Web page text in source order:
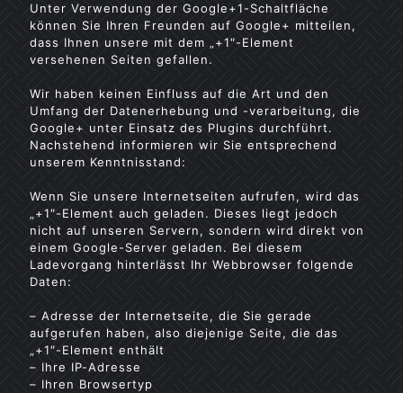
Unter Verwendung der Google+1-Schaltfläche
können Sie Ihren Freunden auf Google+ mitteilen,
dass Ihnen unsere mit dem „+1″-Element
versehenen Seiten gefallen.
Wir haben keinen Einfluss auf die Art und den
Umfang der Datenerhebung und -verarbeitung, die
Google+ unter Einsatz des Plugins durchführt.
Nachstehend informieren wir Sie entsprechend
unserem Kenntnisstand:
Wenn Sie unsere Internetseiten aufrufen, wird das
„+1″-Element auch geladen. Dieses liegt jedoch
nicht auf unseren Servern, sondern wird direkt von
einem Google-Server geladen. Bei diesem
Ladevorgang hinterlässt Ihr Webbrowser folgende
Daten:
– Adresse der Internetseite, die Sie gerade
aufgerufen haben, also diejenige Seite, die das
„+1″-Element enthält
– Ihre IP-Adresse
– Ihren Browsertyp